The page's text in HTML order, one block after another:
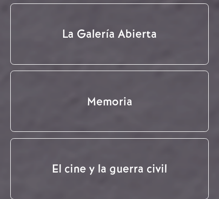
La Galería Abierta
Memoria
El cine y la guerra civil